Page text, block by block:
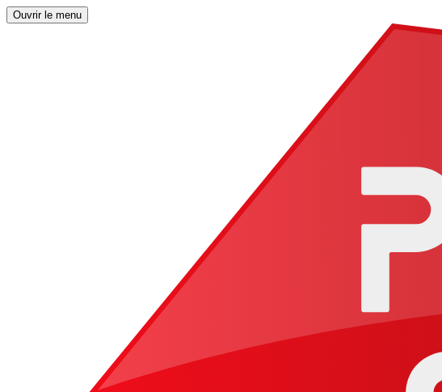
Ouvrir le menu